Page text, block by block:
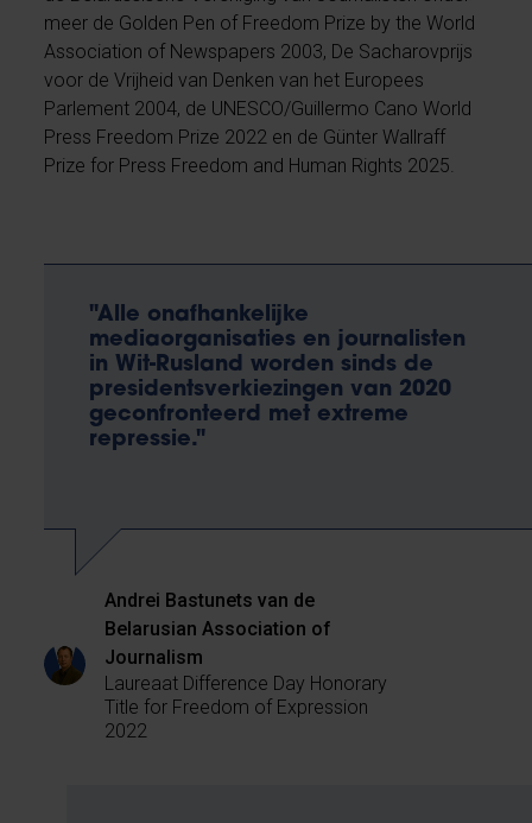
meer de Golden Pen of Freedom Prize by the World
Association of Newspapers 2003, De Sacharovprijs
voor de Vrijheid van Denken van het Europees
Parlement 2004, de UNESCO/Guillermo Cano World
Press Freedom Prize 2022 en de Günter Wallraff
Prize for Press Freedom and Human Rights 2025.
"Alle onafhankelijke
mediaorganisaties en journalisten
in Wit-Rusland worden sinds de
presidentsverkiezingen van 2020
geconfronteerd met extreme
repressie."
Andrei Bastunets van de
Belarusian Association of
Journalism
Laureaat Difference Day Honorary
Title for Freedom of Expression
2022